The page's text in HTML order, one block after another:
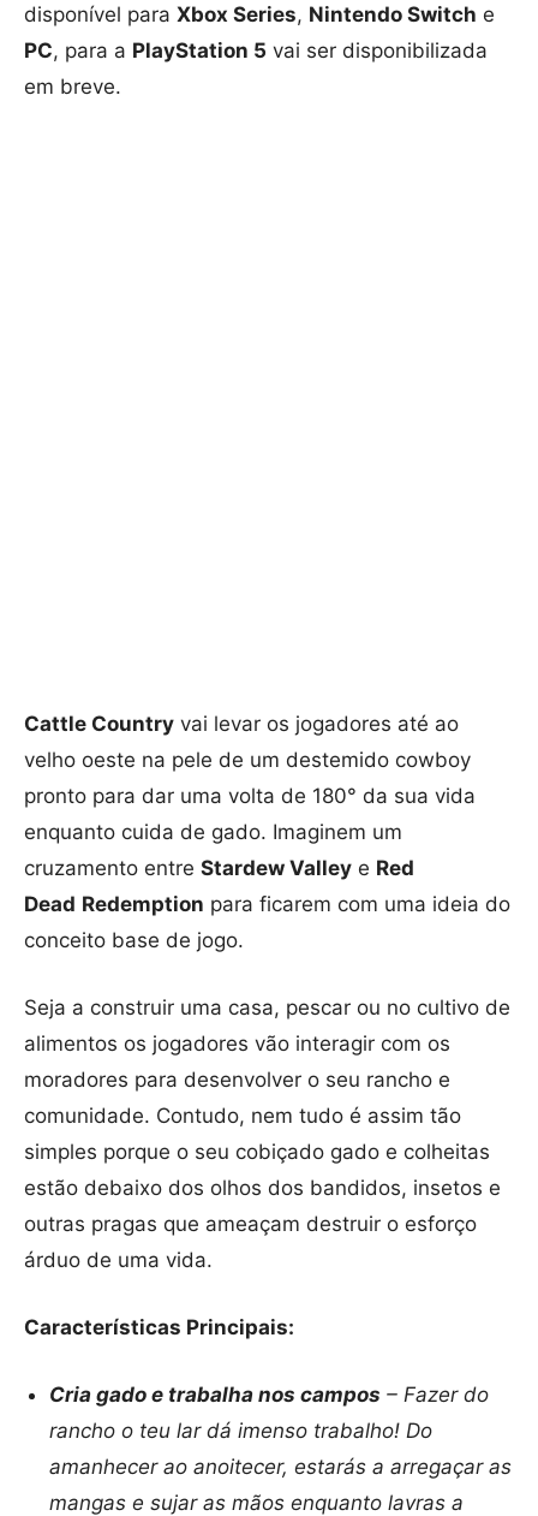
disponível para Xbox Series, Nintendo Switch e
PC, para a PlayStation 5 vai ser disponibilizada
em breve.
Cattle Country vai levar os jogadores até ao
velho oeste na pele de um destemido cowboy
pronto para dar uma volta de 180° da sua vida
enquanto cuida de gado. Imaginem um
cruzamento entre Stardew Valley e Red
Dead Redemption para ficarem com uma ideia do
conceito base de jogo.
Seja a construir uma casa, pescar ou no cultivo de
alimentos os jogadores vão interagir com os
moradores para desenvolver o seu rancho e
comunidade. Contudo, nem tudo é assim tão
simples porque o seu cobiçado gado e colheitas
estão debaixo dos olhos dos bandidos, insetos e
outras pragas que ameaçam destruir o esforço
árduo de uma vida.
Características Principais:
Cria gado e trabalha nos campos – Fazer do
rancho o teu lar dá imenso trabalho! Do
amanhecer ao anoitecer, estarás a arregaçar as
mangas e sujar as mãos enquanto lavras a